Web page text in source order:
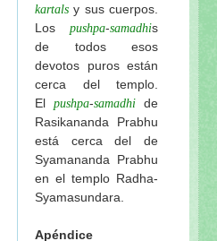
kartals y sus cuerpos.
Los pushpa-samadhis
de todos esos
devotos puros están
cerca del templo.
El pushpa-samadhi de
Rasikananda Prabhu
está cerca del de
Syamananda Prabhu
en el templo Radha-
Syamasundara.
Apéndice